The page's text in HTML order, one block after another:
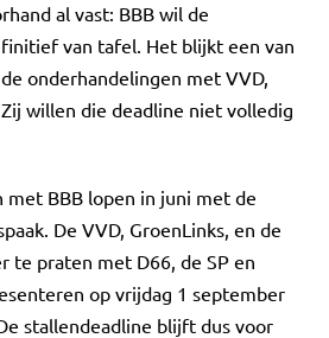
al vast: BBB wil de
van tafel. Het blijkt een van
onderhandelingen met VVD,
willen die deadline niet volledig
met BBB lopen in juni met de
De VVD, GroenLinks, en de
te praten met D66, de SP en
op vrijdag 1 september
stallendeadline blijft dus voor